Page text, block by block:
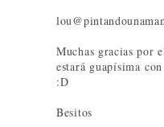
Muchas gracias por
estará guapísima
:D
Besitos